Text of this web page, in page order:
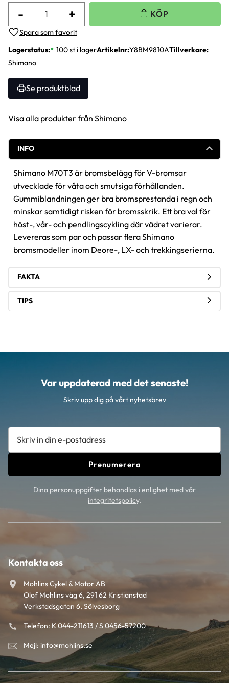
+
-
Lägg till i favoriter
Lagerstatus 100 st i lagerArtikelnr Y8BM9810ATillverkare
Shimano
Se produktblad
Visa alla produkter från Shimano
INFO
Shimano M70T3 är bromsbelägg för V-bromsar
utvecklade för våta och smutsiga förhållanden.
Gummiblandningen ger bra bromsprestanda i regn och
minskar samtidigt risken för bromsskrik. Ett bra val för
höst-, vår- och pendlingscykling där vädret varierar.
Levereras som par och passar flera Shimano
bromsmodeller inom Deore-, LX- och trekkingserierna.
FAKTA
TIPS
Var uppdaterad med det senaste!
Skriv upp dig på vårt nyhetsbrev
Prenumerera
Dina personuppgifter behandlas i enlighet med vår
integritetspolicy.
Kontakta oss
Mohlins Cykel & Motor AB
Olof Mohlins väg 6, 291 62 Kristianstad
Verkstadsgatan 6, Sölvesborg
Telefon: K 044-211613 / S 0456-57200
Mejl: info@mohlins.se